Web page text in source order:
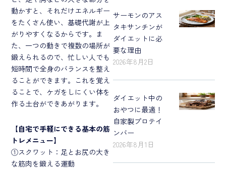
動かすと、それだけエネルギー
をたくさん使い、基礎代謝が上
がりやすくなるからです。ま
た、一つの動きで複数の場所が
鍛えられるので、忙しい人でも
短時間で全身のバランスを整え
ることができます。これを覚え
ることで、ケガをしにくい体を
作る土台ができあがります。
【自宅で手軽にできる基本の筋
トレメニュー】
①スクワット：足とお尻の大き
な筋肉を鍛える運動
サーモンのアス
タキサンチンが
ダイエットに必
要な理由
2026年8月2日
ダイエット中の
おやつに最適！
自家製プロテイ
ンバー
2026年8月1日